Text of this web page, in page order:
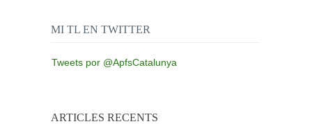
MI TL EN TWITTER
Tweets por @ApfsCatalunya
ARTICLES RECENTS